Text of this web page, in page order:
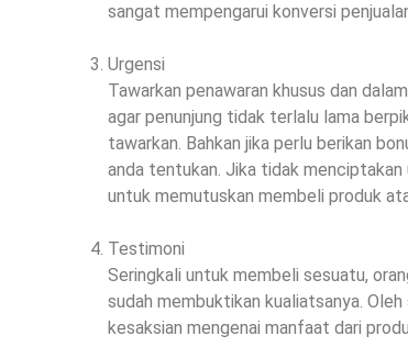
sangat mempengarui konversi
Urgensi
Tawarkan penawaran khusus dan
agar penunjung tidak terlalu lama
tawarkan. Bahkan jika perlu berikan
anda tentukan. Jika tidak
untuk memutuskan membeli produk
Testimoni
Seringkali untuk membeli sesuatu,
sudah membuktikan kualiatsanya.
kesaksian mengenai manfaat dari